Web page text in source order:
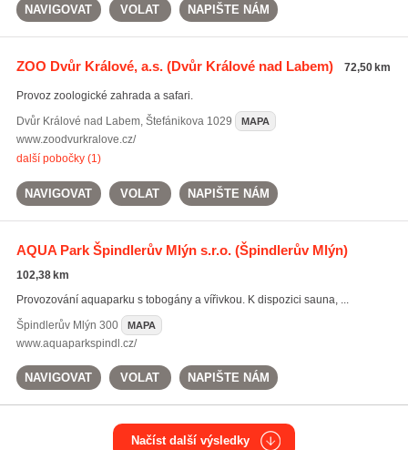
NAVIGOVAT VOLAT NAPIŠTE NÁM
ZOO Dvůr Králové, a.s.(Dvůr Králové nad Labem) 72,50 km
Provoz zoologické zahrada a safari.
Dvůr Králové nad Labem, Štefánikova 1029 MAPA
www.zoodvurkralove.cz/
další pobočky (1)
NAVIGOVAT VOLAT NAPIŠTE NÁM
AQUA Park Špindlerův Mlýn s.r.o.(Špindlerův Mlýn)
102,38 km
Provozování aquaparku s tobogány a vířivkou. K dispozici sauna, ...
Špindlerův Mlýn 300 MAPA
www.aquaparkspindl.cz/
NAVIGOVAT VOLAT NAPIŠTE NÁM
Načíst další výsledky